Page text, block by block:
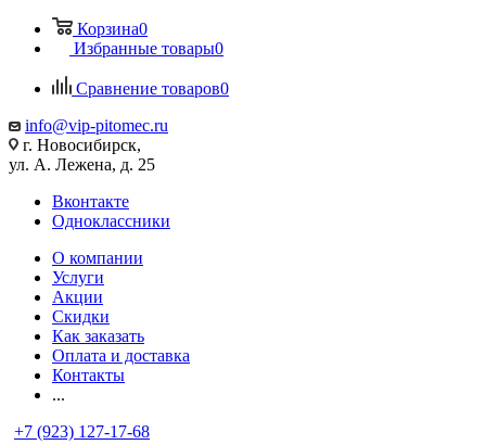
Корзина0
Избранные товары0
Сравнение товаров0
info@vip-pitomec.ru
г. Новосибирск,
ул. А. Лежена, д. 25
Вконтакте
Одноклассники
О компании
Услуги
Акции
Скидки
Как заказать
Оплата и доставка
Контакты
...
+7 (923) 127-17-68